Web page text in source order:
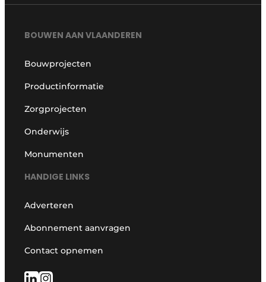
BOUWEN AAN VLAANDEREN
Bouwprojecten
Productinformatie
Zorgprojecten
Onderwijs
Monumenten
HANDIGE LINKS
Adverteren
Abonnement aanvragen
Contact opnemen